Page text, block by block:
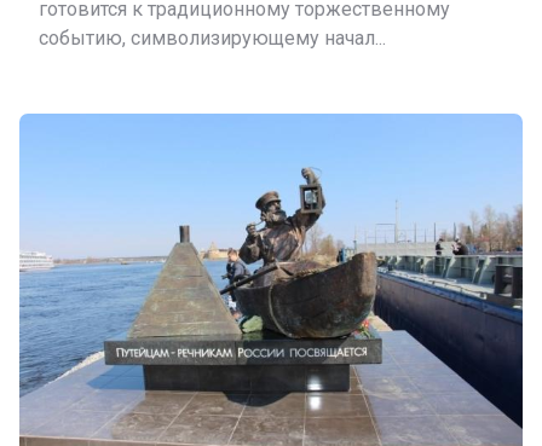
готовится к традиционному торжественному
событию, символизирующему начал...